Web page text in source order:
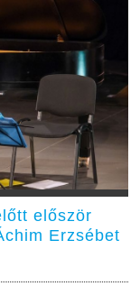
először
Erzsébet